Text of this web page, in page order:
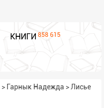
КНИГИ 858 615
> Гарнык Надежда > Лисье